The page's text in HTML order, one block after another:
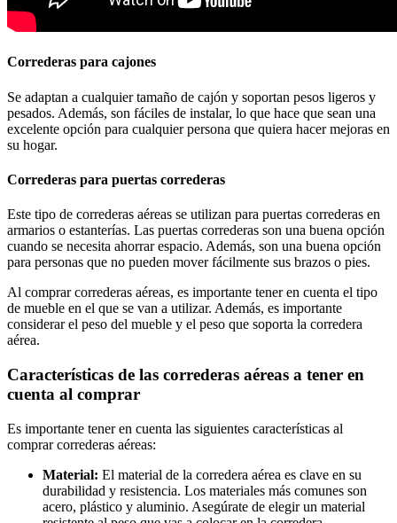
Correderas para cajones
Se adaptan a cualquier tamaño de cajón y soportan pesos ligeros y
pesados. Además, son fáciles de instalar, lo que hace que sean una
excelente opción para cualquier persona que quiera hacer mejoras en
su hogar.
Correderas para puertas correderas
Este tipo de correderas aéreas se utilizan para puertas correderas en
armarios o estanterías. Las puertas correderas son una buena opción
cuando se necesita ahorrar espacio. Además, son una buena opción
para personas que no pueden mover fácilmente sus brazos o pies.
Al comprar correderas aéreas, es importante tener en cuenta el tipo
de mueble en el que se van a utilizar. Además, es importante
considerar el peso del mueble y el peso que soporta la corredera
aérea.
Características de las correderas aéreas a tener en
cuenta al comprar
Es importante tener en cuenta las siguientes características al
comprar correderas aéreas:
Material: El material de la corredera aérea es clave en su
durabilidad y resistencia. Los materiales más comunes son
acero, plástico y aluminio. Asegúrate de elegir un material